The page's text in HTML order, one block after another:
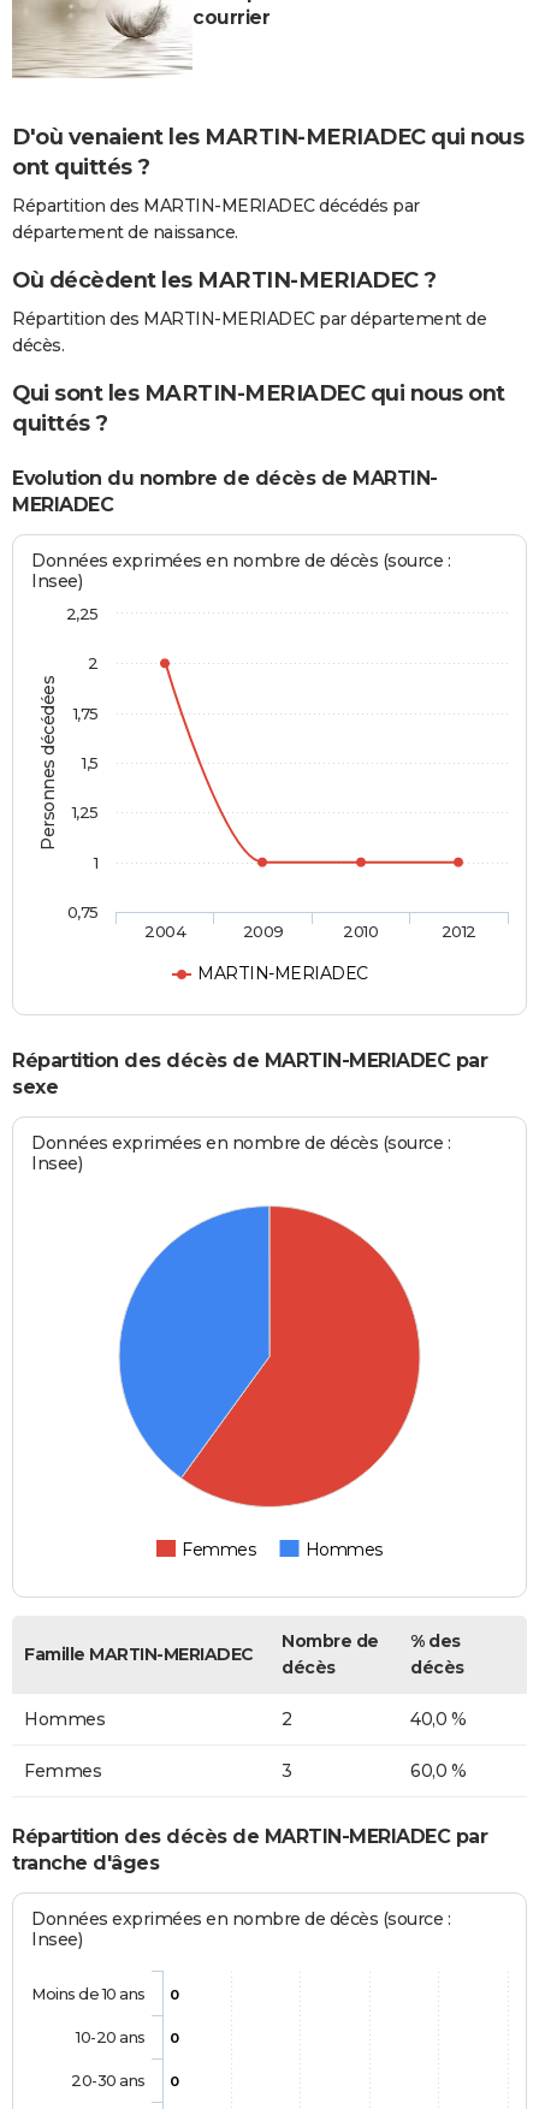
courrier
D'où venaient les MARTIN-MERIADEC qui nous
ont quittés ?
Répartition des MARTIN-MERIADEC décédés par
département de naissance.
Où décèdent les MARTIN-MERIADEC ?
Répartition des MARTIN-MERIADEC par département de
décès.
Qui sont les MARTIN-MERIADEC qui nous ont
quittés ?
Evolution du nombre de décès de MARTIN-
MERIADEC
Personnes décédées
Données exprimées en nombre de décès (source :
Insee)
MARTIN-MERIADEC
2004 2009 2010 2012
0,75
1
1,25
1,5
1,75
2
2,25
Répartition des décès de MARTIN-MERIADEC par
sexe
Données exprimées en nombre de décès (source :
Insee)
Femmes Hommes
Famille MARTIN-MERIADEC
Nombre de
décès
% des
décès
Hommes 2 40,0 %
Femmes 3 60,0 %
Répartition des décès de MARTIN-MERIADEC par
tranche d'âges
Données exprimées en nombre de décès (source :
Insee)
0
0
0
Moins de 10 ans
10-20 ans
20-30 ans